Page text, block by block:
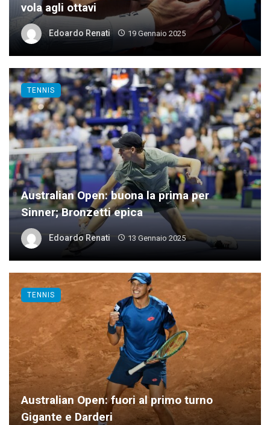
vola agli ottavi
Edoardo Renati 19 Gennaio 2025
Australian Open: buona la prima per
Sinner; Bronzetti epica
Edoardo Renati 13 Gennaio 2025
TENNIS
Australian Open: fuori al primo turno
Gigante e Darderi
TENNIS